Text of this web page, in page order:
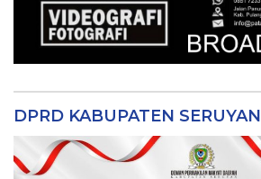
DPRD KABUPATEN SERUYAN